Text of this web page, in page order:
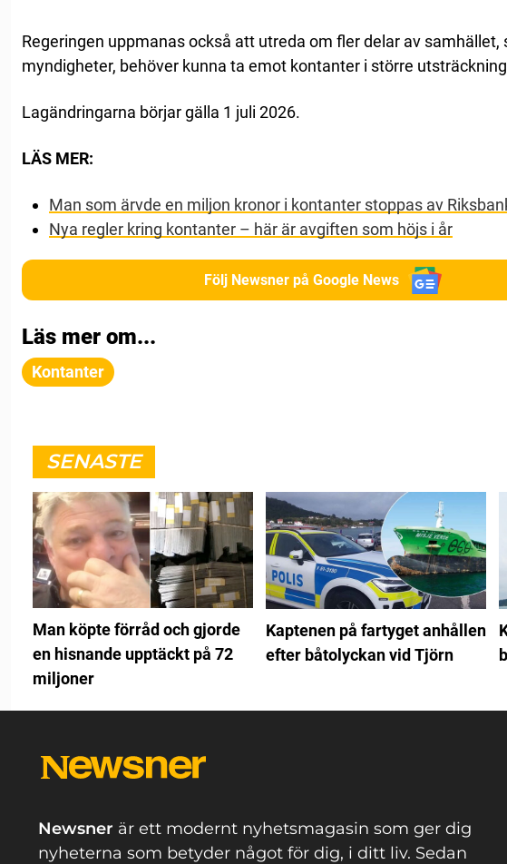
Regeringen uppmanas också att utreda om fler delar av samhället,
myndigheter, behöver kunna ta emot kontanter i större
Lagändringarna börjar gälla 1 juli 2026.
LÄS MER:
Man som ärvde en miljon kronor i kontanter stoppas av
Nya regler kring kontanter – här är avgiften som höjs i år
Följ Newsner på Google News
Läs mer om...
Kontanter
SENASTE
Man köpte förråd och gjorde
en hisnande upptäckt på 72
miljoner
Kaptenen på fartyget anhållen
efter båtolyckan vid Tjörn
Newsner är ett modernt nyhetsmagasin som ger dig
nyheterna som betyder något för dig, i ditt liv. Sedan